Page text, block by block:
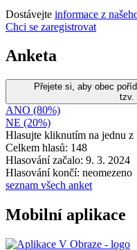
Dostávejte informace z
Chci se zaregistrovat
Anketa
Přejete si, aby obec
tzv.
ANO (80%)
NE (20%)
Hlasujte kliknutím na jednu z
Celkem hlasů: 148
Hlasování začalo: 9. 3. 2024
Hlasování končí: neomezeno
seznam všech anket
Mobilní aplikace